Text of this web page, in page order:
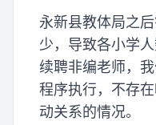
永新县教体局之
少，导致各小学
续聘非编老师，
程序执行，不存
动关系的情况。